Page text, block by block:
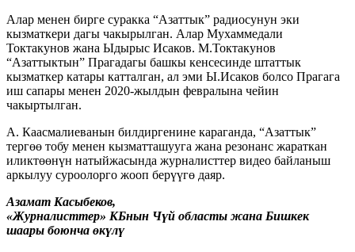
Алар менен бирге суракка “Азаттык” радиосунун эки
кызматкери дагы чакырылган. Алар Мухаммедали
Токтакунов жана Ыдырыс Исаков. М.Токтакунов
“Азаттыктын” Прагадагы башкы кенсесинде штаттык
кызматкер катары катталган, ал эми Ы.Исаков болсо Прагага
иш сапары менен 2020-жылдын февралына чейин
чакыртылган.
А. Каасмалиеванын билдиргенине караганда, “Азаттык”
тергөө тобу менен кызматташууга жана резонанс жараткан
иликтөөнүн натыйжасында журналисттер видео байланыш
аркылуу суроолорго жооп берүүгө даяр.
Азамат Касыбеков,
«Журналисттер» КБнын Чүй областы жана Бишкек
шаары боюнча өкүлү